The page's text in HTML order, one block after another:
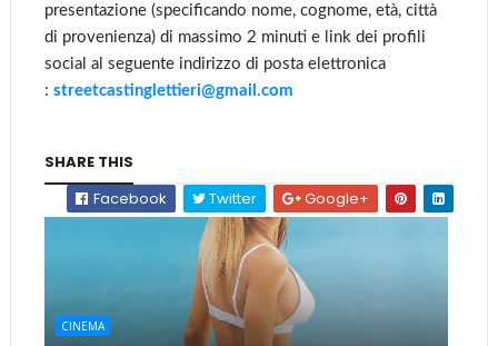
presentazione (specificando nome, cognome, età, città
di provenienza) di massimo 2 minuti e link dei profili
social al seguente indirizzo di posta elettronica
: streetcastinglettieri@gmail.com
SHARE THIS
Facebook
Twitter Google+
CINEMA